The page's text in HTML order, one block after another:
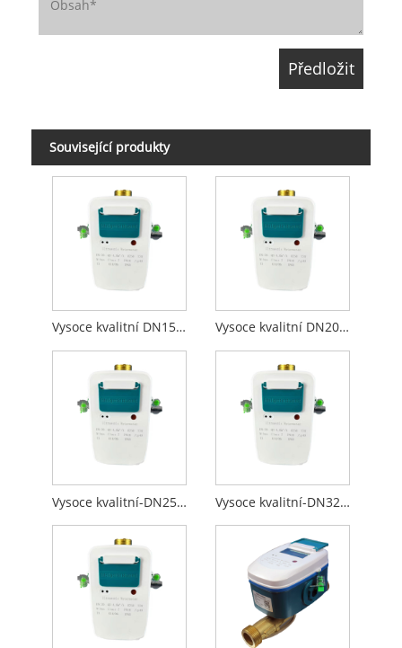
Související produkty
Vysoce kvalitní DN15-ultrazvukový vodoměr s RS485 Modbus (m-bus) Vysoce kvalitní DN20-ultrazvukový vodoměr s RS485 Modbus (m-bus)
Vysoce kvalitní-DN25-Ultrazvukový vodoměr s RS485 Modbus (m-bus) Vysoce kvalitní-DN32-Ultrazvukový vodoměr s RS485 Modbus (m-bus)